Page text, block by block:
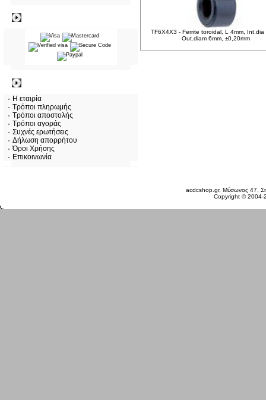
Η εταιρία
Τρόποι πληρωμής
Τρόποι αποστολής
Τρόποι αγοράς
Συχνές ερωτήσεις
Δήλωση απορρήτου
Όροι Χρήσης
Επικοινωνία
TF6X4X3 - Ferrite toroidal, L 4mm, Int.dia
Out.diam 6mm, ±0,20mm
acdcshop.gr, Μύσωνος 47,
Copyright ©